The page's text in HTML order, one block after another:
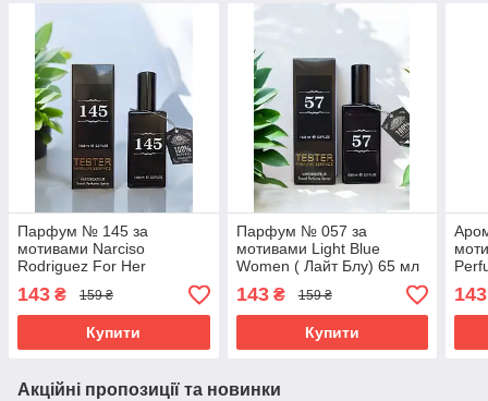
Парфум № 145 за
мотивами Narciso
Rodriguez For Her
(Нарцисо Родригес Фо Хе)
65 мл
143 ₴ 159 ₴
Купити
Парфум № 057 за
мотивами Light Blue
Women ( Лайт Блу) 65 мл
143₴ 159 ₴
Купити
65
143
Акційні пропозиції та новинки